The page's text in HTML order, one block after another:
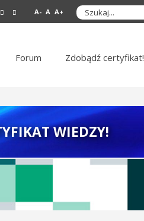
A- A A+
Forum Zdobądź certyfikat!
WIEDZY!